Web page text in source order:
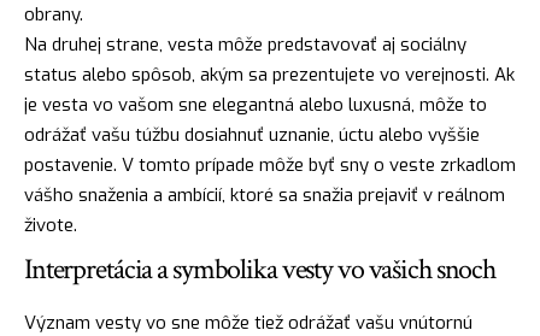
obrany.
Na druhej strane, vesta môže predstavovať aj sociálny
status alebo spôsob, akým sa prezentujete vo verejnosti. Ak
je vesta vo vašom sne elegantná alebo luxusná, môže to
odrážať vašu túžbu dosiahnuť uznanie, úctu alebo vyššie
postavenie. V tomto prípade môže byť sny o veste zrkadlom
vášho snaženia a ambícií, ktoré sa snažia prejaviť v reálnom
živote.
Interpretácia a symbolika vesty vo vašich snoch
Význam vesty vo sne môže tiež odrážať vašu vnútornú